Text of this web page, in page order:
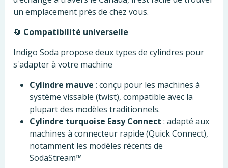
un emplacement près de chez vous.
🔄 Compatibilité universelle
Indigo Soda propose deux types de cylindres pour
s'adapter à votre machine
Cylindre mauve : conçu pour les machines à
système vissable (twist), compatible avec la
plupart des modèles traditionnels.
Cylindre turquoise Easy Connect : adapté aux
machines à connecteur rapide (Quick Connect),
notamment les modèles récents de
SodaStream™